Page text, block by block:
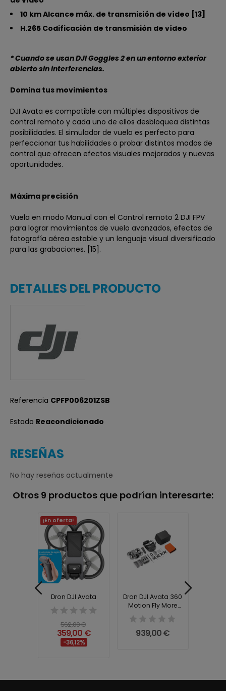
10 km Alcance máx. de transmisión de vídeo [13]
H.265 Codificación de transmisión de vídeo
* Cuando se usan DJI Goggles 2 en un entorno exterior
abierto sin interferencias.
Domina tus movimientos
DJI Avata es compatible con múltiples dispositivos de
control remoto y cada uno de ellos desbloquea distintas
posibilidades. El simulador de vuelo es perfecto para
perfeccionar tus habilidades o probar distintos modos de
control que ofrecen efectos visuales mejorados y nuevas
oportunidades.
Máxima precisión
Vuela en modo Manual con el Control remoto 2 DJI FPV
para lograr movimientos de vuelo avanzados, efectos de
fotografía aérea estable y un lenguaje visual diversificado
para las grabaciones. [15].
DETALLES DEL PRODUCTO
Referencia CPFP006201ZSB
Estado Reacondicionado
RESEÑAS
No hay reseñas actualmente
Otros 9 productos que podrían interesarte:
¡En oferta!
Dron DJI Avata
562,00 €
359,00 €
-36,12%
Dron DJI Avata 360
Motion Fly More
939,00 €